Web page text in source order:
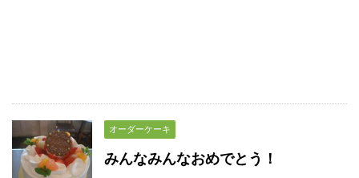
オーダーケーキ
みんなみんなおめでとう！